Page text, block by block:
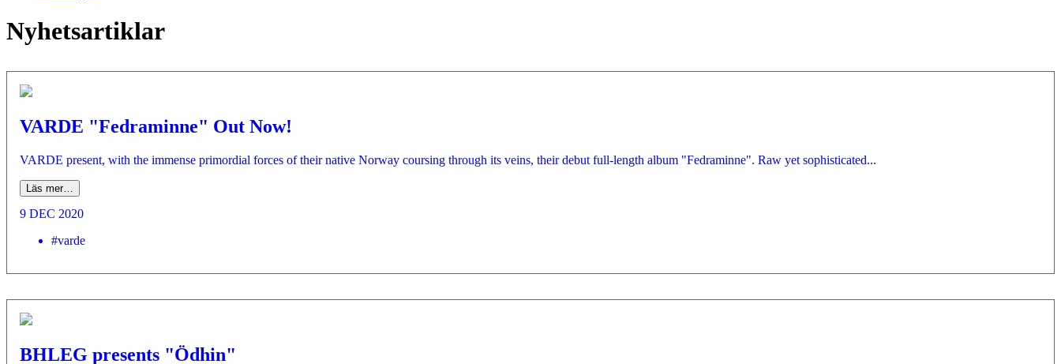
Nyhetsartiklar
VARDE "Fedraminne" Out Now!
VARDE present, with the immense primordial forces of their native Norway coursing through its veins, their debut full-length album "Fedraminne". Raw yet sophisticated...
Läs mer…
9 DEC 2020
#varde
BHLEG presents "Ödhin"